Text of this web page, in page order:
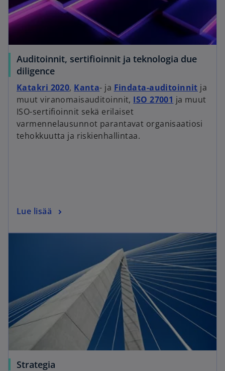
Auditoinnit, sertifioinnit ja teknologia due
diligence
Katakri 2020, Kanta- ja Findata-auditoinnit ja
muut viranomaisauditoinnit, ISO 27001 ja muut
ISO-sertifioinnit sekä erilaiset
varmennelausunnot parantavat organisaatiosi
tehokkuutta ja riskienhallintaa.
Lue lisää
Strategia